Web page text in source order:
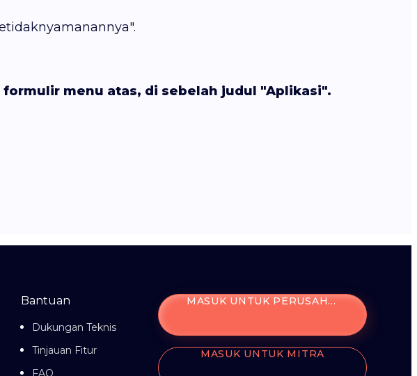
menu atas, di sebelah judul "Aplikasi".
Bantuan
Dukungan Teknis
Tinjauan Fitur
FAQ
MASUK UNTUK PERUSAHAAN
MASUK UNTUK MITRA